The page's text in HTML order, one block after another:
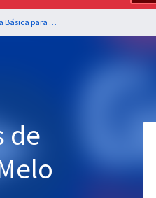
Prefeitura de Novo Mundo - MT - Informática Básica para os Cargos de Nível Médio com o Prof. Fabrício Melo
de